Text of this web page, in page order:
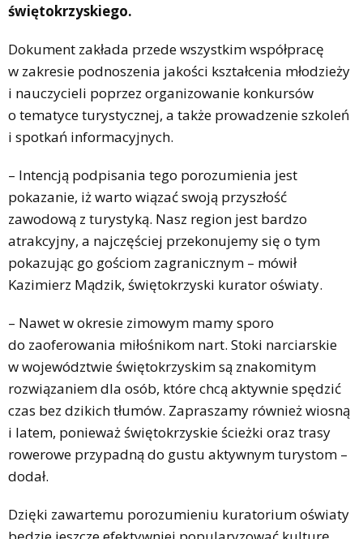
świętokrzyskiego.
Dokument zakłada przede wszystkim współpracę
w zakresie podnoszenia jakości kształcenia młodzieży
i nauczycieli poprzez organizowanie konkursów
o tematyce turystycznej, a także prowadzenie szkoleń
i spotkań informacyjnych.
– Intencją podpisania tego porozumienia jest
pokazanie, iż warto wiązać swoją przyszłość
zawodową z turystyką. Nasz region jest bardzo
atrakcyjny, a najczęściej przekonujemy się o tym
pokazując go gościom zagranicznym – mówił
Kazimierz Mądzik, świętokrzyski kurator oświaty.
– Nawet w okresie zimowym mamy sporo
do zaoferowania miłośnikom nart. Stoki narciarskie
w województwie świętokrzyskim są znakomitym
rozwiązaniem dla osób, które chcą aktywnie spędzić
czas bez dzikich tłumów. Zapraszamy również wiosną
i latem, ponieważ świętokrzyskie ścieżki oraz trasy
rowerowe przypadną do gustu aktywnym turystom –
dodał.
Dzięki zawartemu porozumieniu kuratorium oświaty